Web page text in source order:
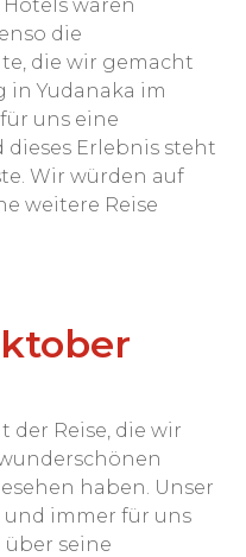
waren
die
die wir gemacht
in Yudanaka im
uns eine
Erlebnis steht
Wir würden auf
weitere Reise
Reise, die wir
haben. Unser
immer für uns
über seine